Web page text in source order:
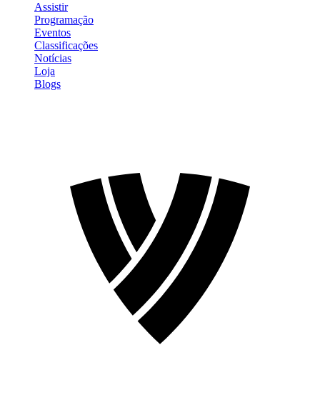
Assistir
Programação
Eventos
Classificações
Notícias
Loja
Blogs